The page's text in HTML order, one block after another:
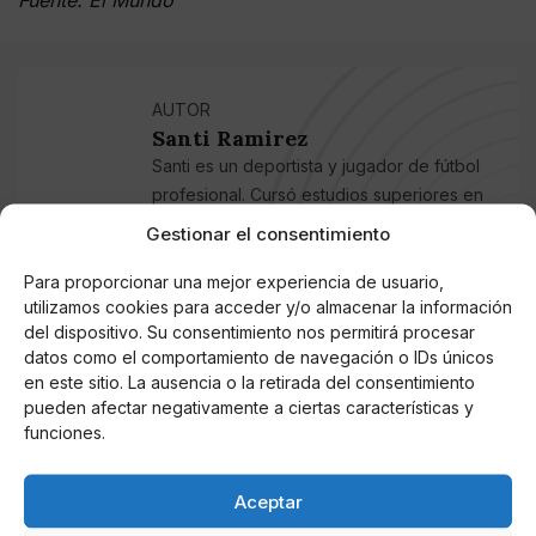
Gestionar el consentimiento
Para proporcionar una mejor experiencia de usuario,
utilizamos cookies para acceder y/o almacenar la información
del dispositivo. Su consentimiento nos permitirá procesar
datos como el comportamiento de navegación o IDs únicos
en este sitio. La ausencia o la retirada del consentimiento
pueden afectar negativamente a ciertas características y
funciones.
Aceptar
AUTOR
Santi Ramirez
Santi es un deportista y jugador de fútbol
profesional. Cursó estudios superiores en
Gestión de eventos deportivos e hizo un
temas deportivos, escribe sobre todos los
aspectos del entretenimiento. Desde juegos
en línea hasta las últimas novedades en el
sector de los videojuegos. Testea y refleja
lo mejor en sus artículos para traerte lo más
confiable.
Noticias relacionadas